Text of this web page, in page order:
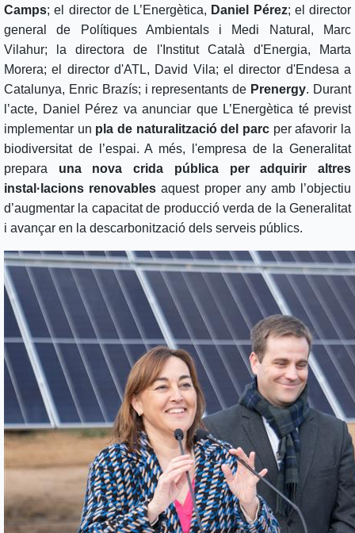
Camps; el director de L’Energètica, Daniel Pérez; el director
general de Polítiques Ambientals i Medi Natural, Marc
Vilahur; la directora de l'Institut Català d'Energia, Marta
Morera; el director d'ATL, David Vila; el director d'Endesa a
Catalunya, Enric Brazís; i representants de Prenergy. Durant
l’acte, Daniel Pérez va anunciar que L’Energètica té previst
implementar un pla de naturalització del parc per afavorir la
biodiversitat de l’espai. A més, l'empresa de la Generalitat
prepara una nova crida pública per adquirir altres
instal·lacions renovables aquest proper any amb l’objectiu
d’augmentar la capacitat de producció verda de la Generalitat
i avançar en la descarbonització dels serveis públics.